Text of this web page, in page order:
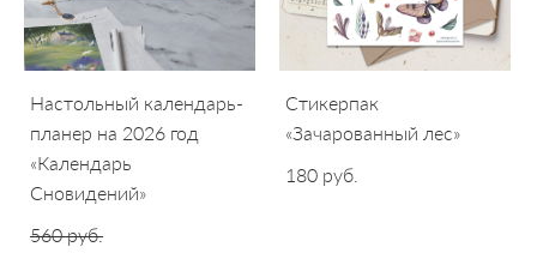
Настольный календарь-
планер на 2026 год
«Календарь
Сновидений»
560 pуб.
Стикерпак
«Зачарованный лес»
180 pуб.